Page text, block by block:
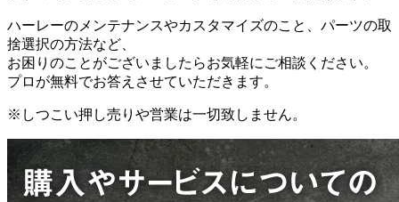
ハーレーのメンテナンスやカスタマイズのこと、パーツの取
捨選択の方法など、
お困りのことがございましたらお気軽にご相談ください。
プロが無料でお答えさせていただきます。
※しつこい押し売りや営業は一切致しません。